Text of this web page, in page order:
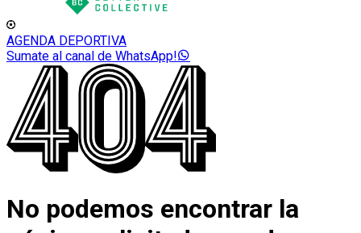
AGENDA DEPORTIVA
Sumate al canal de WhatsApp!
No podemos encontrar la